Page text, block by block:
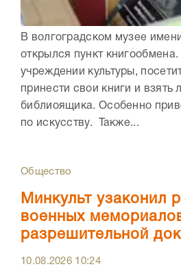
В волгоградском музее
открылся пункт
учреждении культуры,
принести свои книги и взять
библиоящика. Особенно
по искусству. Также...
Общество
Минкульт узаконил
военных
разрешительной
10.08.2026 10:24